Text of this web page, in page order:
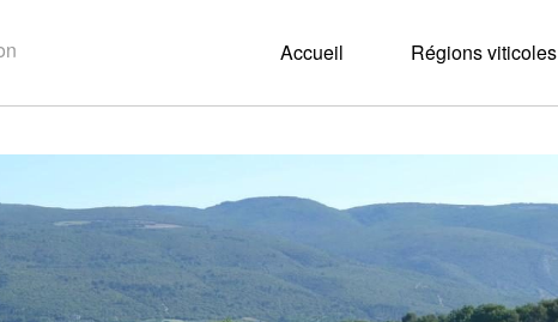
Accueil Régions viticoles